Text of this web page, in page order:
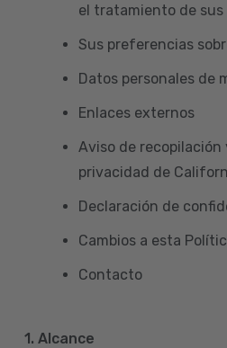
el tratamiento de sus
Sus preferencias
Datos personales de
Enlaces externos
Aviso de recopilación
privacidad de
Declaración de
Cambios a esta
Contacto
1. Alcance